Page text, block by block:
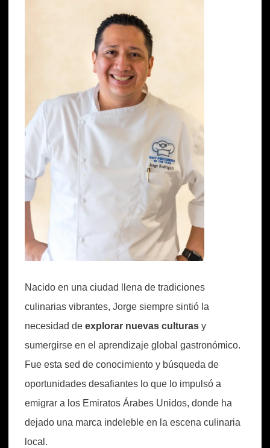
Nacido en una ciudad llena de tradiciones
culinarias vibrantes, Jorge siempre sintió la
necesidad de explorar nuevas culturas y
sumergirse en el aprendizaje global gastronómico.
Fue esta sed de conocimiento y búsqueda de
oportunidades desafiantes lo que lo impulsó a
emigrar a los Emiratos Árabes Unidos, donde ha
dejado una marca indeleble en la escena culinaria
local.